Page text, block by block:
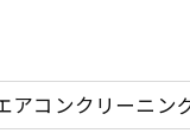
アコンクリーニン